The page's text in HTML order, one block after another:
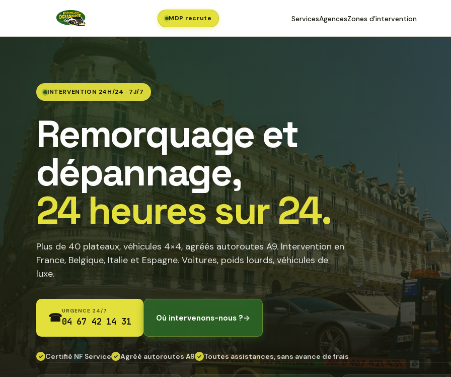
MDP recrute ServicesAgencesZones d’intervention
INTERVENTION 24H/24 · 7J/7
Remorquage et
dépannage,
24 heures sur 24.
Plus de 40 plateaux, véhicules 4×4, agréés autoroutes A9. Intervention en
France, Belgique, Italie et Espagne. Voitures, poids lourds, véhicules de
luxe.
☎URGENCE 24/7
04 67 42 14 31 Où intervenons-nous ?→
✓ Certifié NF Service ✓ Agréé autoroutes A9 ✓ Toutes assistances, sans avance de frais